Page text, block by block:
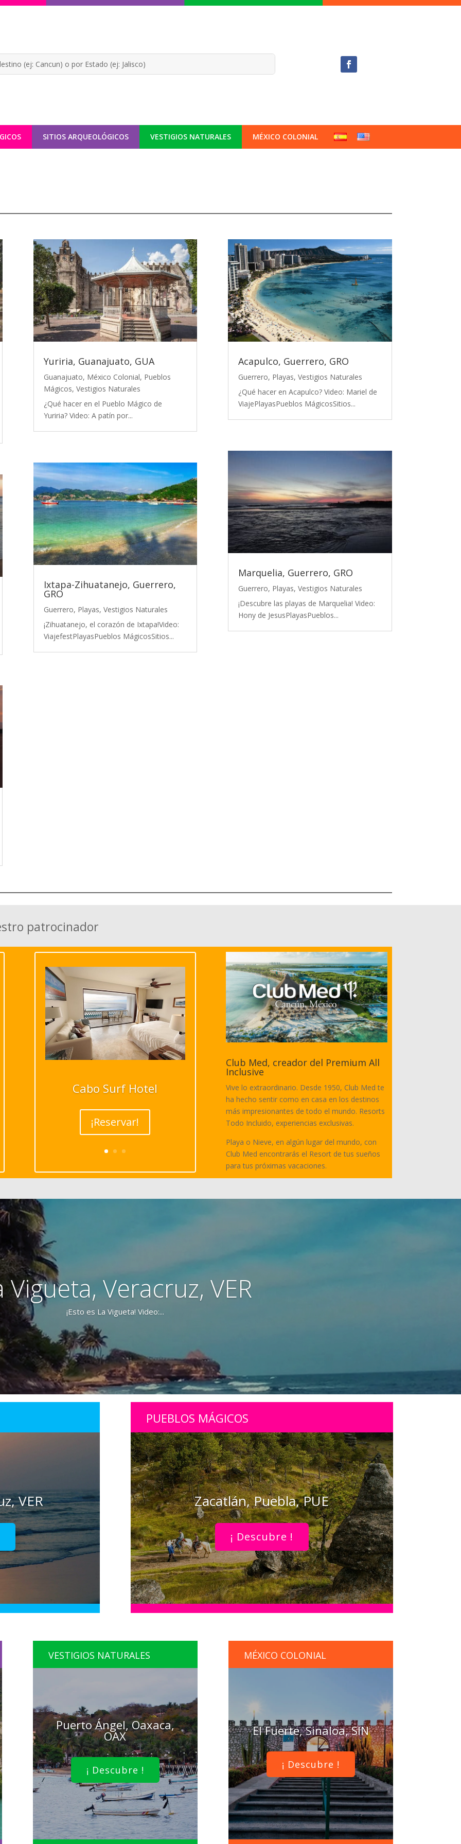
SITIOS ARQUEOLÓGICOS VESTIGIOS NATURALES MÉXICO COLONIAL
Yuriria, Guanajuato, GUA
Guanajuato, México Colonial, Pueblos
Mágicos, Vestigios Naturales
¿Qué hacer en el Pueblo Mágico de
Yuriria? Video: A patín por...
Ixtapa-Zihuatanejo, Guerrero,
GRO
Guerrero, Playas, Vestigios Naturales
¡Zihuatanejo, el corazón de Ixtapa!Video:
ViajefestPlayasPueblos MágicosSitios...
Acapulco, Guerrero, GRO
Guerrero, Playas, Vestigios Naturales
¿Qué hacer en Acapulco? Video: Mariel de
ViajePlayasPueblos MágicosSitios...
Marquelia, Guerrero, GRO
Guerrero, Playas, Vestigios Naturales
¡Descubre las playas de Marquelia! Video:
Hony de JesusPlayasPueblos...
patrocinador
Cabo Surf Hotel
¡Reservar!
Club Med, creador del Premium All
Inclusive
Vive lo extraordinario. Desde 1950, Club Med te
ha hecho sentir como en casa en los destinos
más impresionantes de todo el mundo. Resorts
Todo Incluido, experiencias exclusivas.
Playa o Nieve, en algún lugar del mundo, con
Club Med encontrarás el Resort de tus sueños
para tus próximas vacaciones.
Vigueta, Veracruz, VER
¡Esto es La Vigueta! Video:...
VER
PUEBLOS MÁGICOS
Zacatlán, Puebla, PUE
¡ Descubre !
VESTIGIOS NATURALES
Puerto Ángel, Oaxaca,
OAX
¡ Descubre !
MÉXICO COLONIAL
El Fuerte, Sinaloa, SIN
¡ Descubre !